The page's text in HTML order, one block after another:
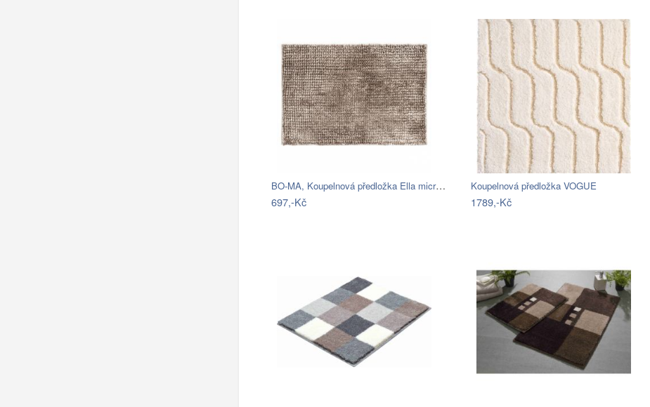
BO-MA, Koupelnová předložka Ella micro…
697,-Kč
Koupelnová předložka VOGUE
1789,-Kč